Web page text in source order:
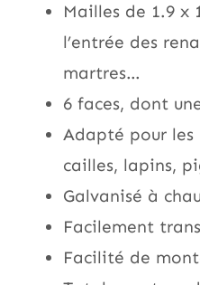
Mailles de 1.9 x
l’entrée des
martres…
6 faces, dont
Adapté pour les
cailles, lapins,
Galvanisé à
Facilement
Facilité de